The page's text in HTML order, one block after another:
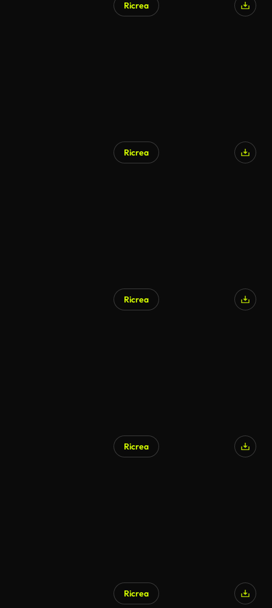
Ricrea
Ricrea
Ricrea
Ricrea
Ricrea